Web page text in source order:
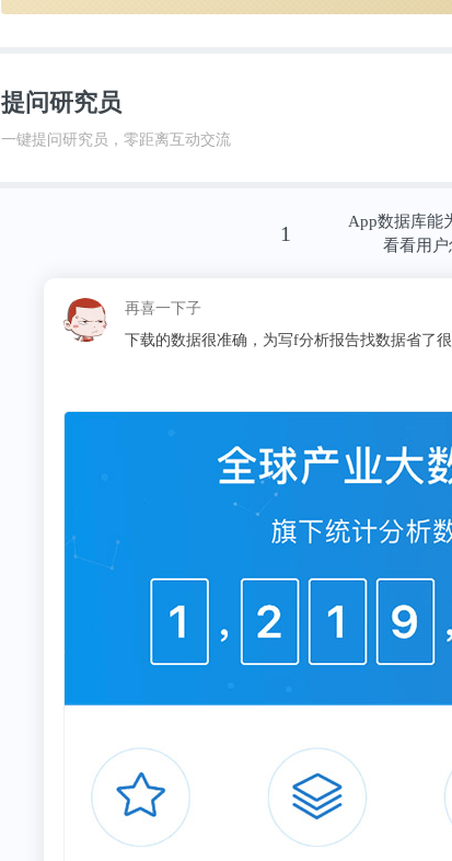
从教育机构来看，加州大学以559份公
(269份)排名第二，其次是深圳大学(252
提问研究员
一键提问研究员，零距离互动交流
1
App数据库能
看看用
这昵称我pick了
同学推荐的o，不用去图书馆在宿舍就可以看文